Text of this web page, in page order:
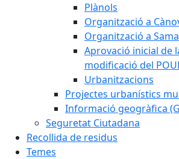
Plànols
Organització a
Organització a
Aprovació inicial de
modificació del
Urbanitzacions
Projectes urbanístics
Informació geogràfica
Seguretat Ciutadana
Recollida de residus
Temes